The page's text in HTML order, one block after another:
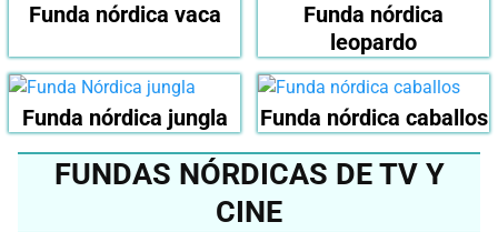
Funda nórdica vaca
Funda nórdica
leopardo
Funda nórdica jungla Funda nórdica caballos
FUNDAS NÓRDICAS DE TV Y
CINE